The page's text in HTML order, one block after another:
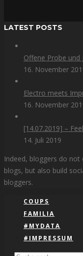
LATEST POSTS
Offene Probe und
16. November
Electro meets
16. November
[14.07.2019] –
14. Juli 2019
Indeed, bloggers do
blogs, but also build
bloggers.
COUPS
FAMILIA
#MYDATA
#IMPRESSUM